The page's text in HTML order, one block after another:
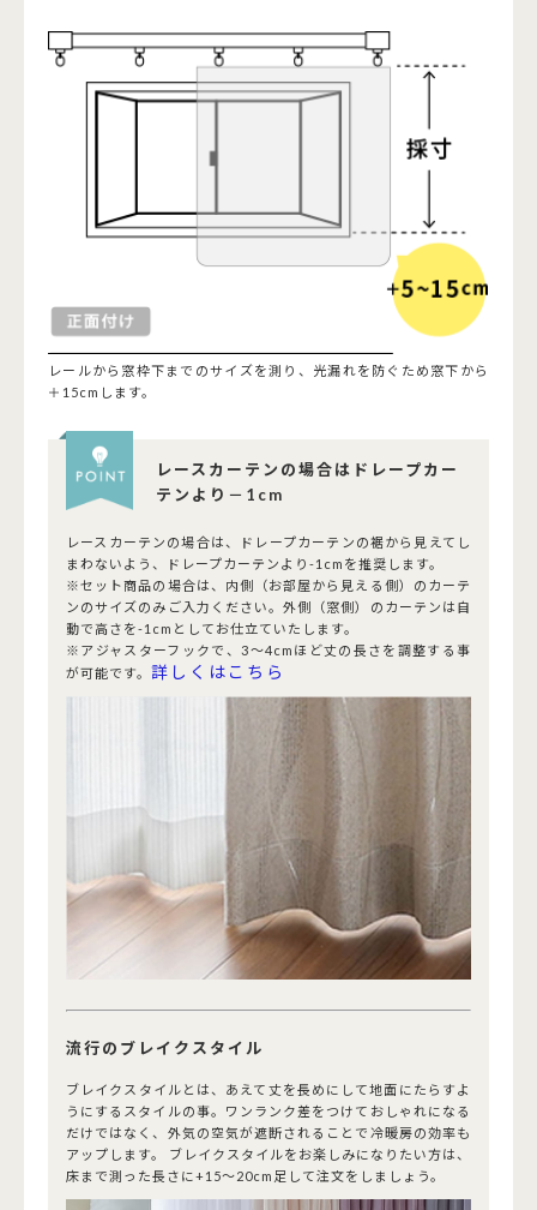
レールから窓枠下までのサイズを測り、光漏れを防ぐため窓下から
＋15cmします。
レースカーテンの場合はドレープカー
テンより－1cm
レースカーテンの場合は、ドレープカーテンの裾から見えてし
まわないよう、ドレープカーテンより-1cmを推奨します。
※セット商品の場合は、内側（お部屋から見える側）のカーテ
ンのサイズのみご入力ください。外側（窓側）のカーテンは自
動で高さを-1cmとしてお仕立ていたします。
※アジャスターフックで、3～4cmほど丈の長さを調整する事
が可能です。 詳しくはこちら
流行のブレイクスタイル
ブレイクスタイルとは、あえて丈を長めにして地面にたらすよ
うにするスタイルの事。ワンランク差をつけておしゃれになる
だけではなく、外気の空気が遮断されることで冷暖房の効率も
アップします。 ブレイクスタイルをお楽しみになりたい方は、
床まで測った長さに+15～20cm足して注文をしましょう。